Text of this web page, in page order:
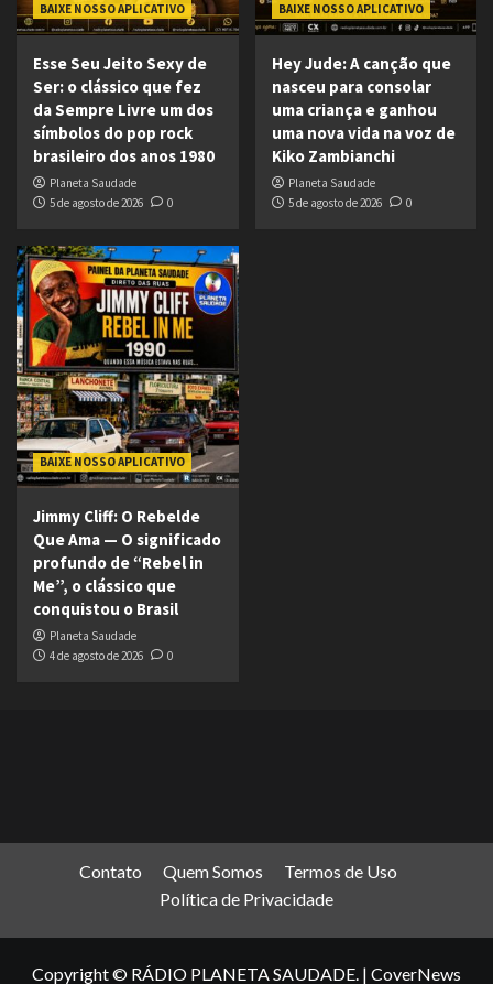
BAIXE NOSSO APLICATIVO
Esse Seu Jeito Sexy de
Ser: o clássico que fez
da Sempre Livre um dos
símbolos do pop rock
brasileiro dos anos 1980
Planeta Saudade
5 de agosto de 2026
0
BAIXE NOSSO APLICATIVO
Hey Jude: A canção que
nasceu para consolar
uma criança e ganhou
uma nova vida na voz de
Kiko Zambianchi
Planeta Saudade
5 de agosto de 2026
0
BAIXE NOSSO APLICATIVO
Jimmy Cliff: O Rebelde
Que Ama — O significado
profundo de “Rebel in
Me”, o clássico que
conquistou o Brasil
Planeta Saudade
4 de agosto de 2026
0
Contato Quem Somos
Termos de Uso
Política de Privacidade
Copyright © RÁDIO PLANETA SAUDADE. | CoverNews